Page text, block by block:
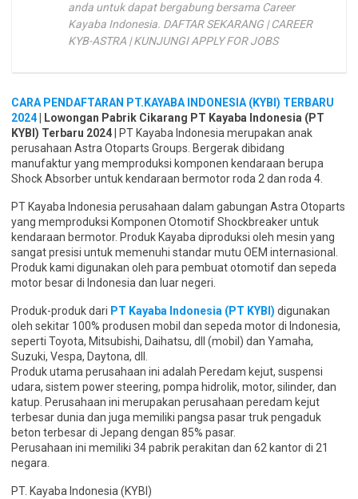
anda untuk dapat bergabung bersama Career
Kayaba Indonesia. DAFTAR SEKARANG | CAREER
KYB-ASTRA | KUNJUNGI APPLY FOR JOBS
CARA PENDAFTARAN PT.KAYABA INDONESIA (KYBI) TERBARU
2024 | Lowongan Pabrik Cikarang PT Kayaba Indonesia (PT
KYBI) Terbaru 2024 | PT Kayaba Indonesia merupakan anak
perusahaan Astra Otoparts Groups. Bergerak dibidang
manufaktur yang memproduksi komponen kendaraan berupa
Shock Absorber untuk kendaraan bermotor roda 2 dan roda 4.
PT Kayaba Indonesia perusahaan dalam gabungan Astra Otoparts
yang memproduksi Komponen Otomotif Shockbreaker untuk
kendaraan bermotor. Produk Kayaba diproduksi oleh mesin yang
sangat presisi untuk memenuhi standar mutu OEM internasional.
Produk kami digunakan oleh para pembuat otomotif dan sepeda
motor besar di Indonesia dan luar negeri.
Produk-produk dari PT Kayaba Indonesia (PT KYBI) digunakan
oleh sekitar 100% produsen mobil dan sepeda motor di Indonesia,
seperti Toyota, Mitsubishi, Daihatsu, dll (mobil) dan Yamaha,
Suzuki, Vespa, Daytona, dll.
Produk utama perusahaan ini adalah Peredam kejut, suspensi
udara, sistem power steering, pompa hidrolik, motor, silinder, dan
katup. Perusahaan ini merupakan perusahaan peredam kejut
terbesar dunia dan juga memiliki pangsa pasar truk pengaduk
beton terbesar di Jepang dengan 85% pasar.
Perusahaan ini memiliki 34 pabrik perakitan dan 62 kantor di 21
negara.
PT. Kayaba Indonesia (KYBI)